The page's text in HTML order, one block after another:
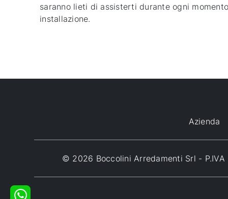
saranno lieti di assisterti durante ogni
installazione.
Azienda
© 2026 Boccolini Arredamenti Srl -